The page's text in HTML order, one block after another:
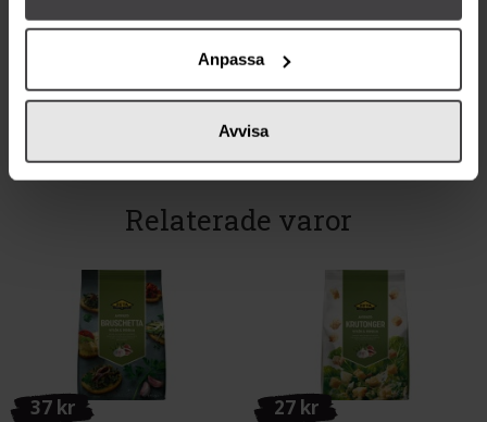
Anpassa
Avvisa
Relaterade varor
37 kr 27 kr